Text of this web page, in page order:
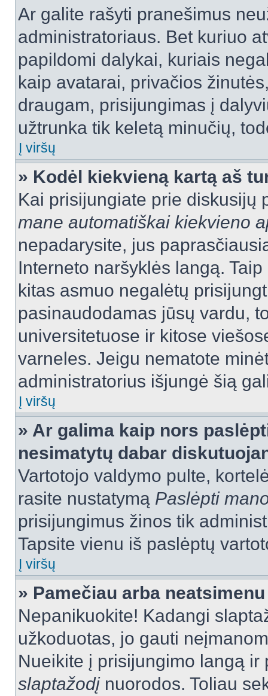
Ar galite rašyti pranešimus
administratoriaus. Bet kuriuo
papildomi dalykai, kuriais
kaip avatarai, privačios
draugam, prisijungimas į
užtrunka tik keletą minučių,
Į viršų
» Kodėl kiekvieną kartą aš
Kai prisijungiate prie diskusijų
mane automatiškai kiekvieno
nepadarysite, jus
Interneto naršyklės langą.
kitas asmuo negalėtų
pasinaudodamas jūsų vardu,
universitetuose ir kitose
varneles. Jeigu nematote
administratorius išjungė šią
Į viršų
» Ar galima kaip nors
nesimatytų dabar
Vartotojo valdymo pulte,
rasite nustatymą Paslėpti
prisijungimus žinos tik
Tapsite vienu iš paslėptų
Į viršų
» Pamečiau arba
Nepanikuokite! Kadangi
užkoduotas, jo gauti
Nueikite į prisijungimo langą
slaptažodįnuorodos. Toliau